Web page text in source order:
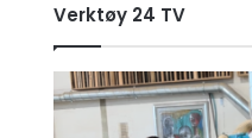
Verktøy 24 TV